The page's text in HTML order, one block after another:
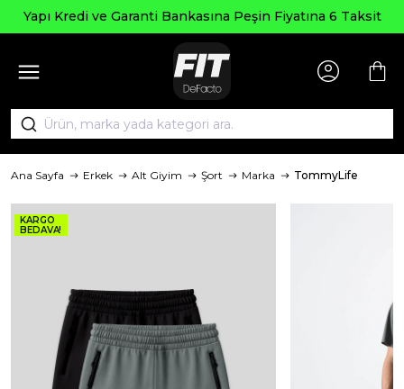
Yapı Kredi ve Garanti Bankasına Peşin Fiyatına 6 Taksit
Ana Sayfa Erkek Alt Giyim Şort Marka TommyLife
KARGO
BEDAVA!